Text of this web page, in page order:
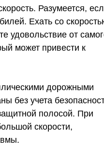
Разумеется,
Ехать со
удовольствие от
может привести к
дорожными
без учета
полосой. При
скорости,